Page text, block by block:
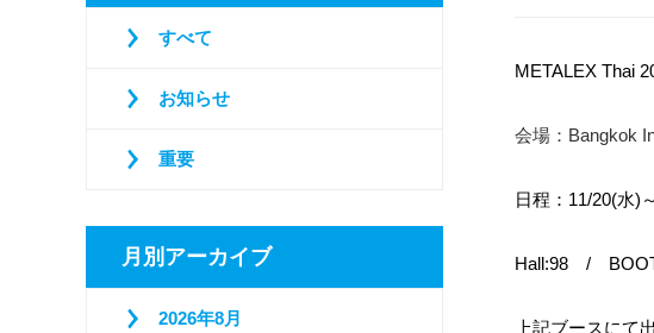
METALEX Thai
会場：Bangkok
日程：11/20(水)
Hall:98 /
上記ブースにて
すべて
お知らせ
重要
月別アーカイブ
2026年8月